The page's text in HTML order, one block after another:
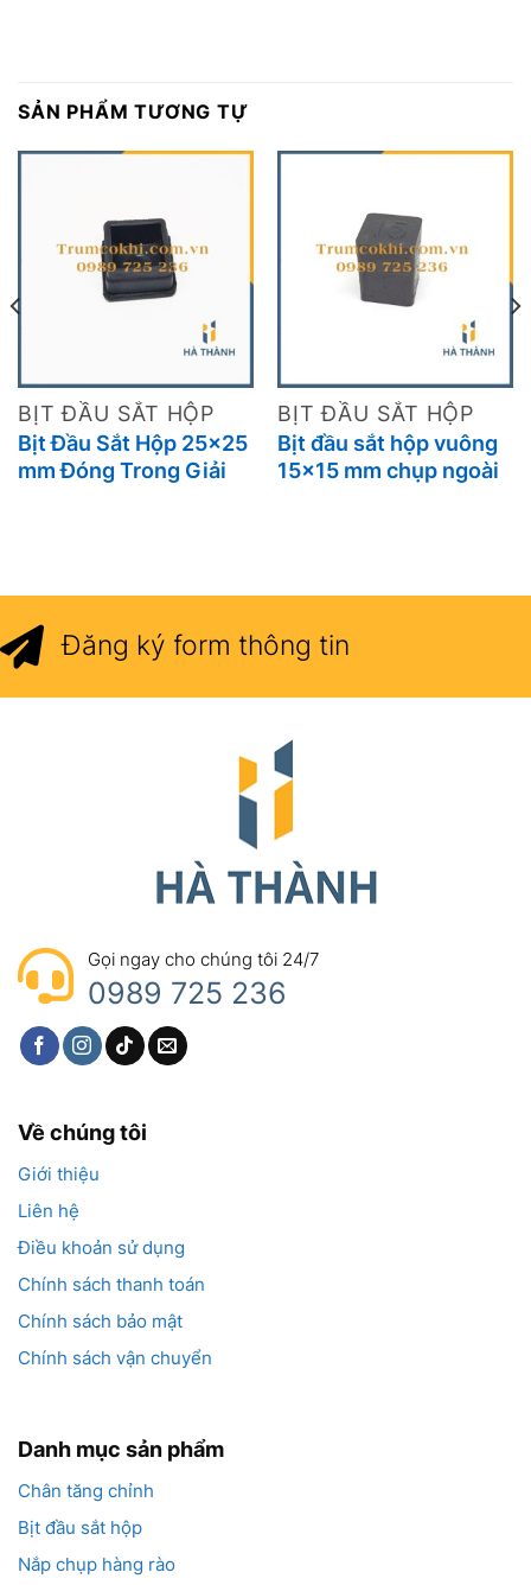
SẢN PHẨM TƯƠNG TỰ
BỊT ĐẦU SẮT HỘP
Bịt Đầu Sắt Hộp 25×25
mm Đóng Trong Giải
BỊT ĐẦU SẮT HỘP
Bịt đầu sắt hộp vuông
15×15 mm chụp ngoài
Đăng ký form thông tin
Gọi ngay cho chúng tôi 24/7
0989 725 236
Về chúng tôi
Giới thiệu
Liên hệ
Điều khoản sử dụng
Chính sách thanh toán
Chính sách bảo mật
Chính sách vận chuyển
Danh mục sản phẩm
Chân tăng chỉnh
Bịt đầu sắt hộp
Nắp chụp hàng rào